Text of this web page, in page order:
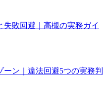
敗回避｜高槻の実務ガイ
ン｜違法回避5つの実務判